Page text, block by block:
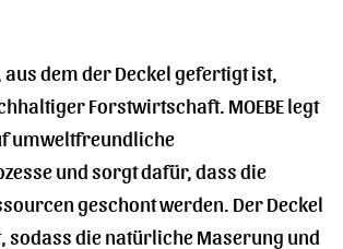
aus dem der Deckel gefertigt ist,
Forstwirtschaft. MOEBE legt
umweltfreundliche
und sorgt dafür, dass die
geschont werden. Der Deckel
sodass die natürliche Maserung und